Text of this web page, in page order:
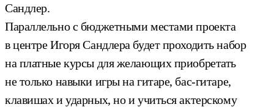
Сандлер.
Параллельно с бюджетными местами проекта
в центре Игоря Сандлера будет проходить набор
на платные курсы для желающих приобретать
не только навыки игры на гитаре, бас-гитаре,
клавишах и ударных, но и учиться актерскому